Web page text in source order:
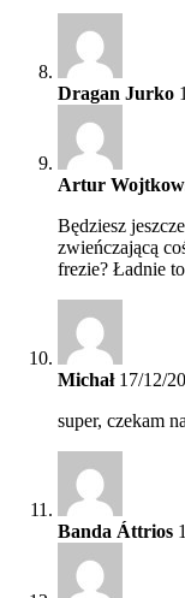
Dragan Jurko
Artur
Będziesz
zwieńczającą
frezie? Ładnie
Michał17/12/
super, czekam
Banda Áttrios